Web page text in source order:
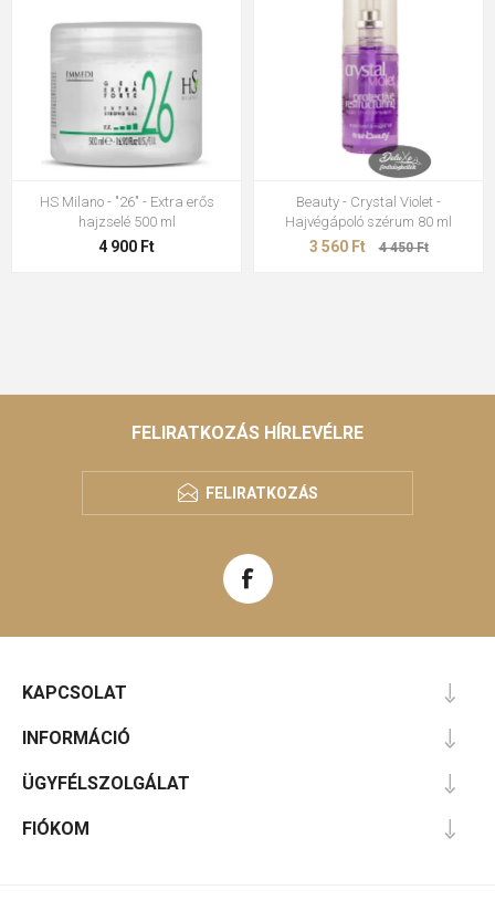
HS Milano - "26" - Extra erős
hajzselé 500 ml
4 900 Ft
Beauty - Crystal Violet -
Hajvégápoló szérum 80 ml
3 560 Ft 4 450 Ft
FELIRATKOZÁS HÍRLEVÉLRE
FELIRATKOZÁS
KAPCSOLAT
INFORMÁCIÓ
ÜGYFÉLSZOLGÁLAT
FIÓKOM